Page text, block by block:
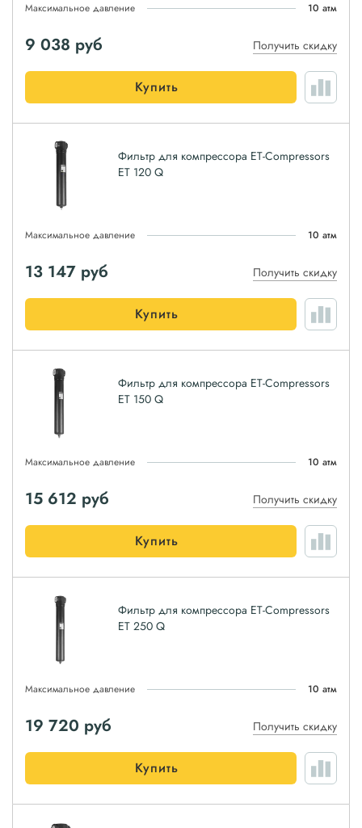
Максимальное давление 10 атм
9 038 руб Получить скидку
Купить
Фильтр для компрессора ET-Compressors
ET 120 Q
Максимальное давление 10 атм
13 147 руб Получить скидку
Купить
Фильтр для компрессора ET-Compressors
ET 150 Q
Максимальное давление 10 атм
15 612 руб Получить скидку
Купить
Фильтр для компрессора ET-Compressors
ET 250 Q
Максимальное давление 10 атм
19 720 руб Получить скидку
Купить